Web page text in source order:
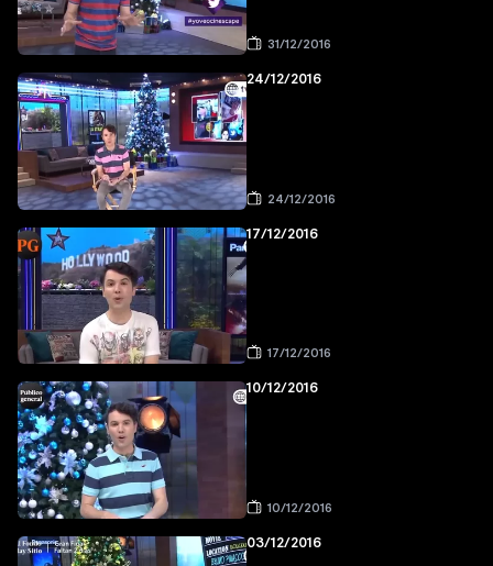
31/12/2016
24/12/2016
24/12/2016
17/12/2016
17/12/2016
10/12/2016
10/12/2016
03/12/2016